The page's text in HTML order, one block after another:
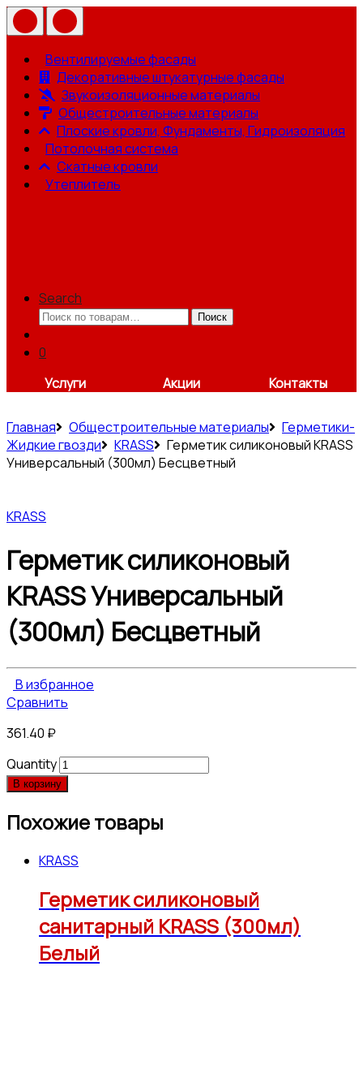
Вентилируемые фасады
Декоративные штукатурные фасады
Звукоизоляционные материалы
Общестроительные материалы
Плоские кровли, Фундаменты, Гидроизоляция
Потолочная система
Скатные кровли
Утеплитель
Search
Искать:
Поиск
0
Услуги
Акции Контакты
Главная Общестроительные материалы
Герметики-
Жидкие гвозди
KRASS
Герметик силиконовый KRASS
Универсальный (300мл) Бесцветный
KRASS
Герметик силиконовый
KRASS Универсальный
(300мл) Бесцветный
В избранное
Сравнить
361.40 ₽
Quantity
В корзину
Похожие товары
KRASS
Герметик силиконовый
санитарный KRASS (300мл)
Белый